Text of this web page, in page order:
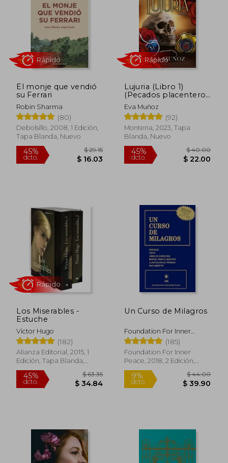
Rápido Rápido
El monje que vendió
su Ferrari
Robin Sharma
(80)
Debolsillo, 2008, 1 Edición,
Tapa Blanda, Nuevo
45%
dcto.
Rápido
Lujuria (Libro 1)
(Pecados placenteros
2)
Eva Muñoz
(92)
Montena, 2023, Tapa
Blanda, Nuevo
dcto.
Rápido
Los Miserables -
Estuche
Victor Hugo
(182)
Alianza Editorial, 2015, 1
Edición, Tapa Blanda,
Nuevo
Un Curso de Milagros
Foundation For Inner
Peace
(185)
Foundation For Inner
Peace, 2018, 2 Edición,
Tapa Blanda, Nuevo